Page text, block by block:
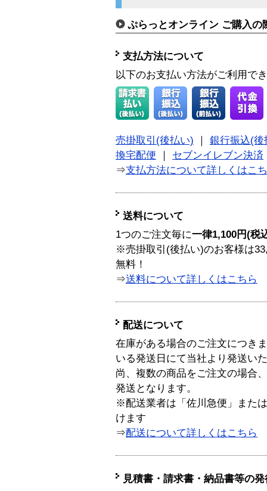
ぷらっとオンライン ご購入の
支払方法について
以下のお支払い方法がご利用で
売掛取引(後払い)
銀行振込(後
換宅配便
セブンイレブン決済
⇒支払方法について詳しくはこ
送料について
1つのご注文毎に一律1,100円(税
※売掛取引(後払い)のお客様は
無料！
⇒送料について詳しくはこちら
配送について
在庫がある場合のご注文につき
いる発送日にて当社より発送い
尚、複数の商品をご注文の場合
発送となります。
※配送業者は「佐川急便」また
けます
⇒配送について詳しくはこちら
見積書・請求書・納品書等の